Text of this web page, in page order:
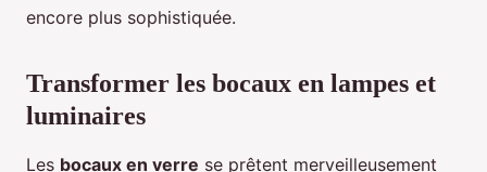
encore plus sophistiquée.
Transformer les bocaux en lampes et
luminaires
Les bocaux en verre se prêtent merveilleusement